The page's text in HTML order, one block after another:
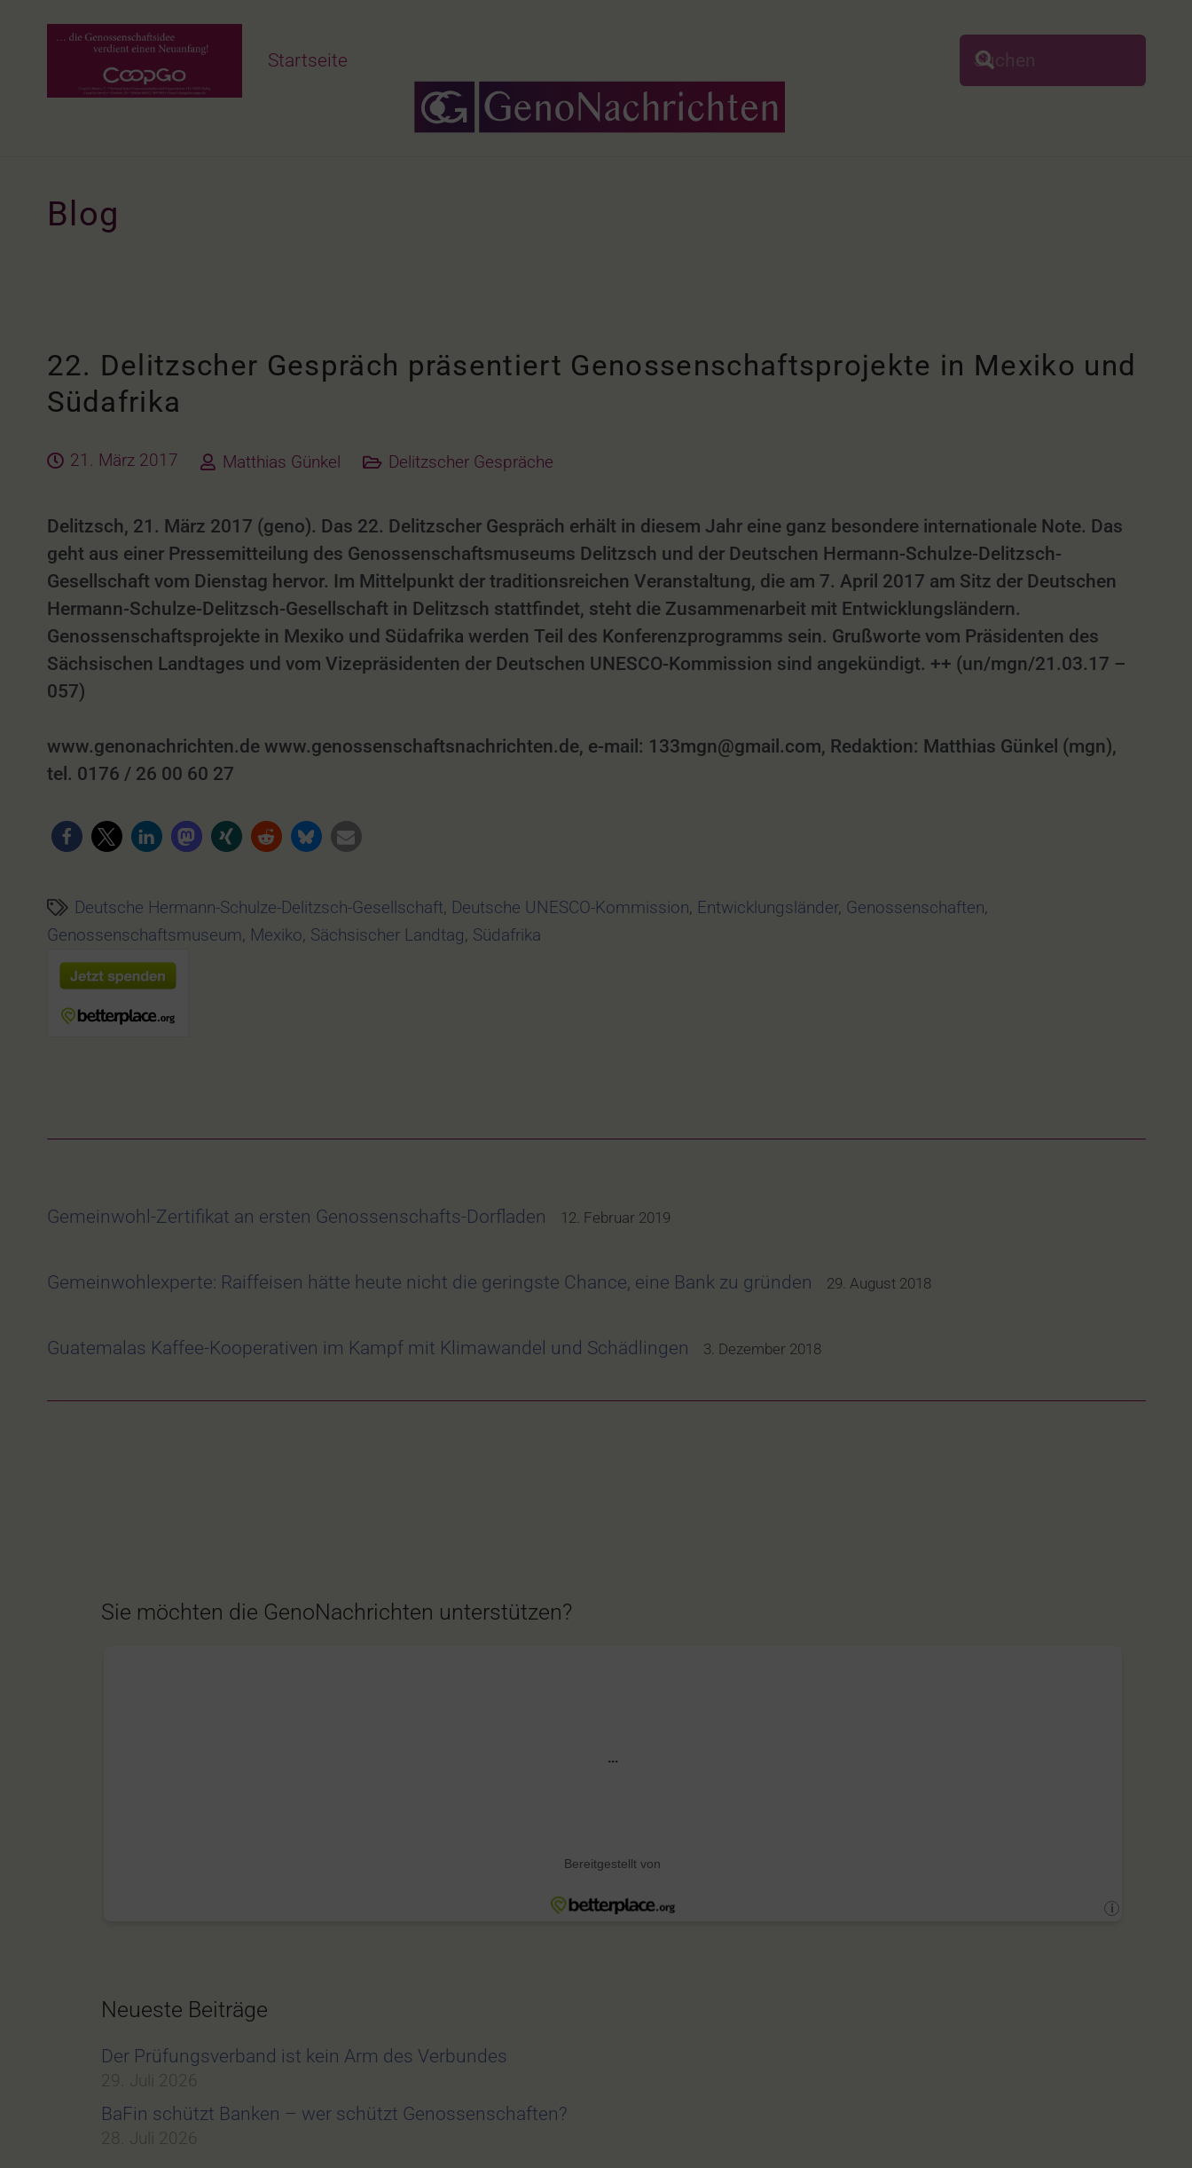
Startseite
Blog
22. Delitzscher Gespräch präsentiert Genossenschaftsprojekte in Mexiko und
Südafrika
21. März 2017 Matthias Günkel Delitzscher Gespräche
Delitzsch, 21. März 2017 (geno). Das 22. Delitzscher Gespräch erhält in diesem Jahr eine ganz besondere internationale Note. Das
geht aus einer Pressemitteilung des Genossenschaftsmuseums Delitzsch und der Deutschen Hermann-Schulze-Delitzsch-
Gesellschaft vom Dienstag hervor. Im Mittelpunkt der traditionsreichen Veranstaltung, die am 7. April 2017 am Sitz der Deutschen
Hermann-Schulze-Delitzsch-Gesellschaft in Delitzsch stattfindet, steht die Zusammenarbeit mit Entwicklungsländern.
Genossenschaftsprojekte in Mexiko und Südafrika werden Teil des Konferenzprogramms sein. Grußworte vom Präsidenten des
Sächsischen Landtages und vom Vizepräsidenten der Deutschen UNESCO-Kommission sind angekündigt. ++ (un/mgn/21.03.17 –
057)
www.genonachrichten.de www.genossenschaftsnachrichten.de, e-mail: 133mgn@gmail.com, Redaktion: Matthias Günkel (mgn),
tel. 0176 / 26 00 60 27
Deutsche Hermann-Schulze-Delitzsch-Gesellschaft, Deutsche UNESCO-Kommission, Entwicklungsländer, Genossenschaften,
Genossenschaftsmuseum, Mexiko, Sächsischer Landtag, Südafrika
Gemeinwohl-Zertifikat an ersten Genossenschafts-Dorfladen 12. Februar 2019
Gemeinwohlexperte: Raiffeisen hätte heute nicht die geringste Chance, eine Bank zu gründen 29. August 2018
Guatemalas Kaffee-Kooperativen im Kampf mit Klimawandel und Schädlingen 3. Dezember 2018
Sie möchten die GenoNachrichten unterstützen?
Neueste Beiträge
Der Prüfungsverband ist kein Arm des Verbundes
29. Juli 2026
BaFin schützt Banken – wer schützt Genossenschaften?
28. Juli 2026